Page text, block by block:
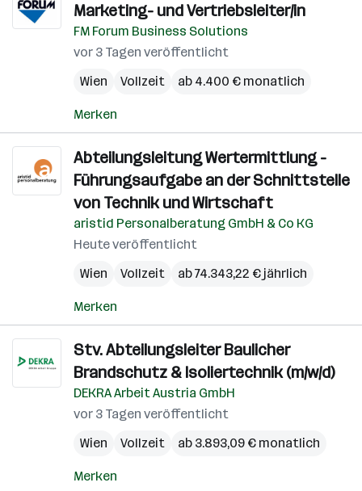
Marketing- und Vertriebsleiter/in
FM Forum Business Solutions
vor 3 Tagen veröffentlicht
Wien
Vollzeit ab 4.400 € monatlich
Merken
Abteilungsleitung Wertermittlung -
Führungsaufgabe an der Schnittstelle
von Technik und Wirtschaft
aristid Personalberatung GmbH & Co KG
Heute veröffentlicht
Wien
Vollzeit ab 74.343,22 € jährlich
Merken
Stv. Abteilungsleiter Baulicher
Brandschutz & Isoliertechnik (m/w/d)
DEKRA Arbeit Austria GmbH
vor 3 Tagen veröffentlicht
Wien
Vollzeit ab 3.893,09 € monatlich
Merken